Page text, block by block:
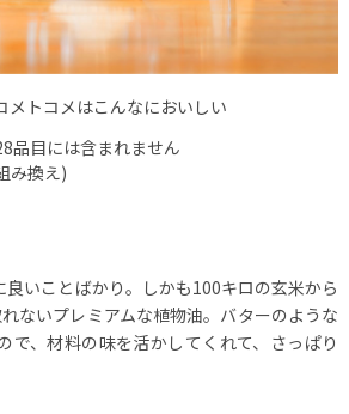
メトコメはこんなにおいしい
品目には含まれません
み換え)
良いことばかり。しかも100キロの玄米から
ないプレミアムな植物油。バターのような
で、材料の味を活かしてくれて、さっぱり